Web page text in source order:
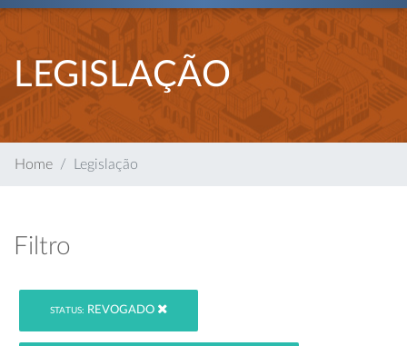
LEGISLAÇÃO
Home Legislação
Filtro
STATUS: REVOGADO